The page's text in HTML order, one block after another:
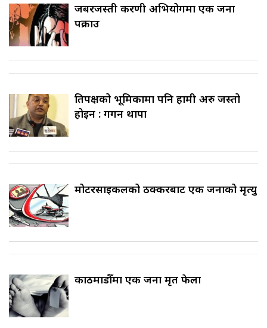
जबरजस्ती करणी अभियोगमा एक जना
पक्राउ
प्रतिपक्षको भूमिकामा पनि हामी अरु जस्तो
होइन : गगन थापा
मोटरसाइकलको ठक्करबाट एक जनाको मृत्यु
काठमाडौँमा एक जना मृत फेला